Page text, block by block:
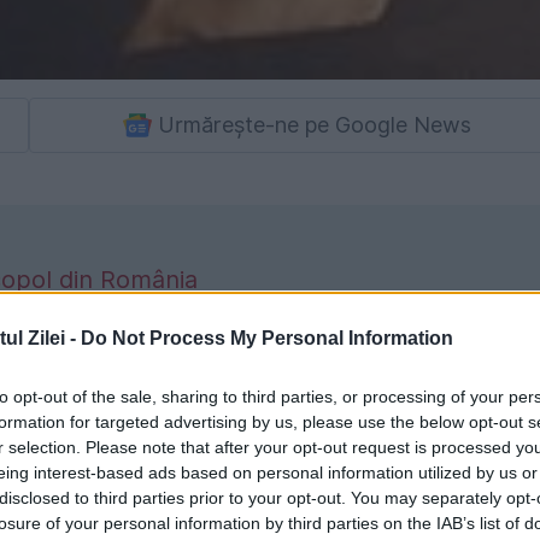
Zilei - Do Not Process My Personal Information
opt-out of the sale, sharing to third parties, or processing of your
for targeted advertising by us, please use the below opt-out
selection. Please note that after your opt-out request is processed
interest-based ads based on personal information utilized by us
to third parties prior to your opt-out. You may separately
of your personal information by third parties on the IAB’s list of
Urmărește-ne pe Google News
din România
Dej, Liuba Chișinevschi
de Aristide Buhoiu, în SUA!
atât de armele de foc sau de rezistența din
oamenii glumeau pe socotoeala lor, se